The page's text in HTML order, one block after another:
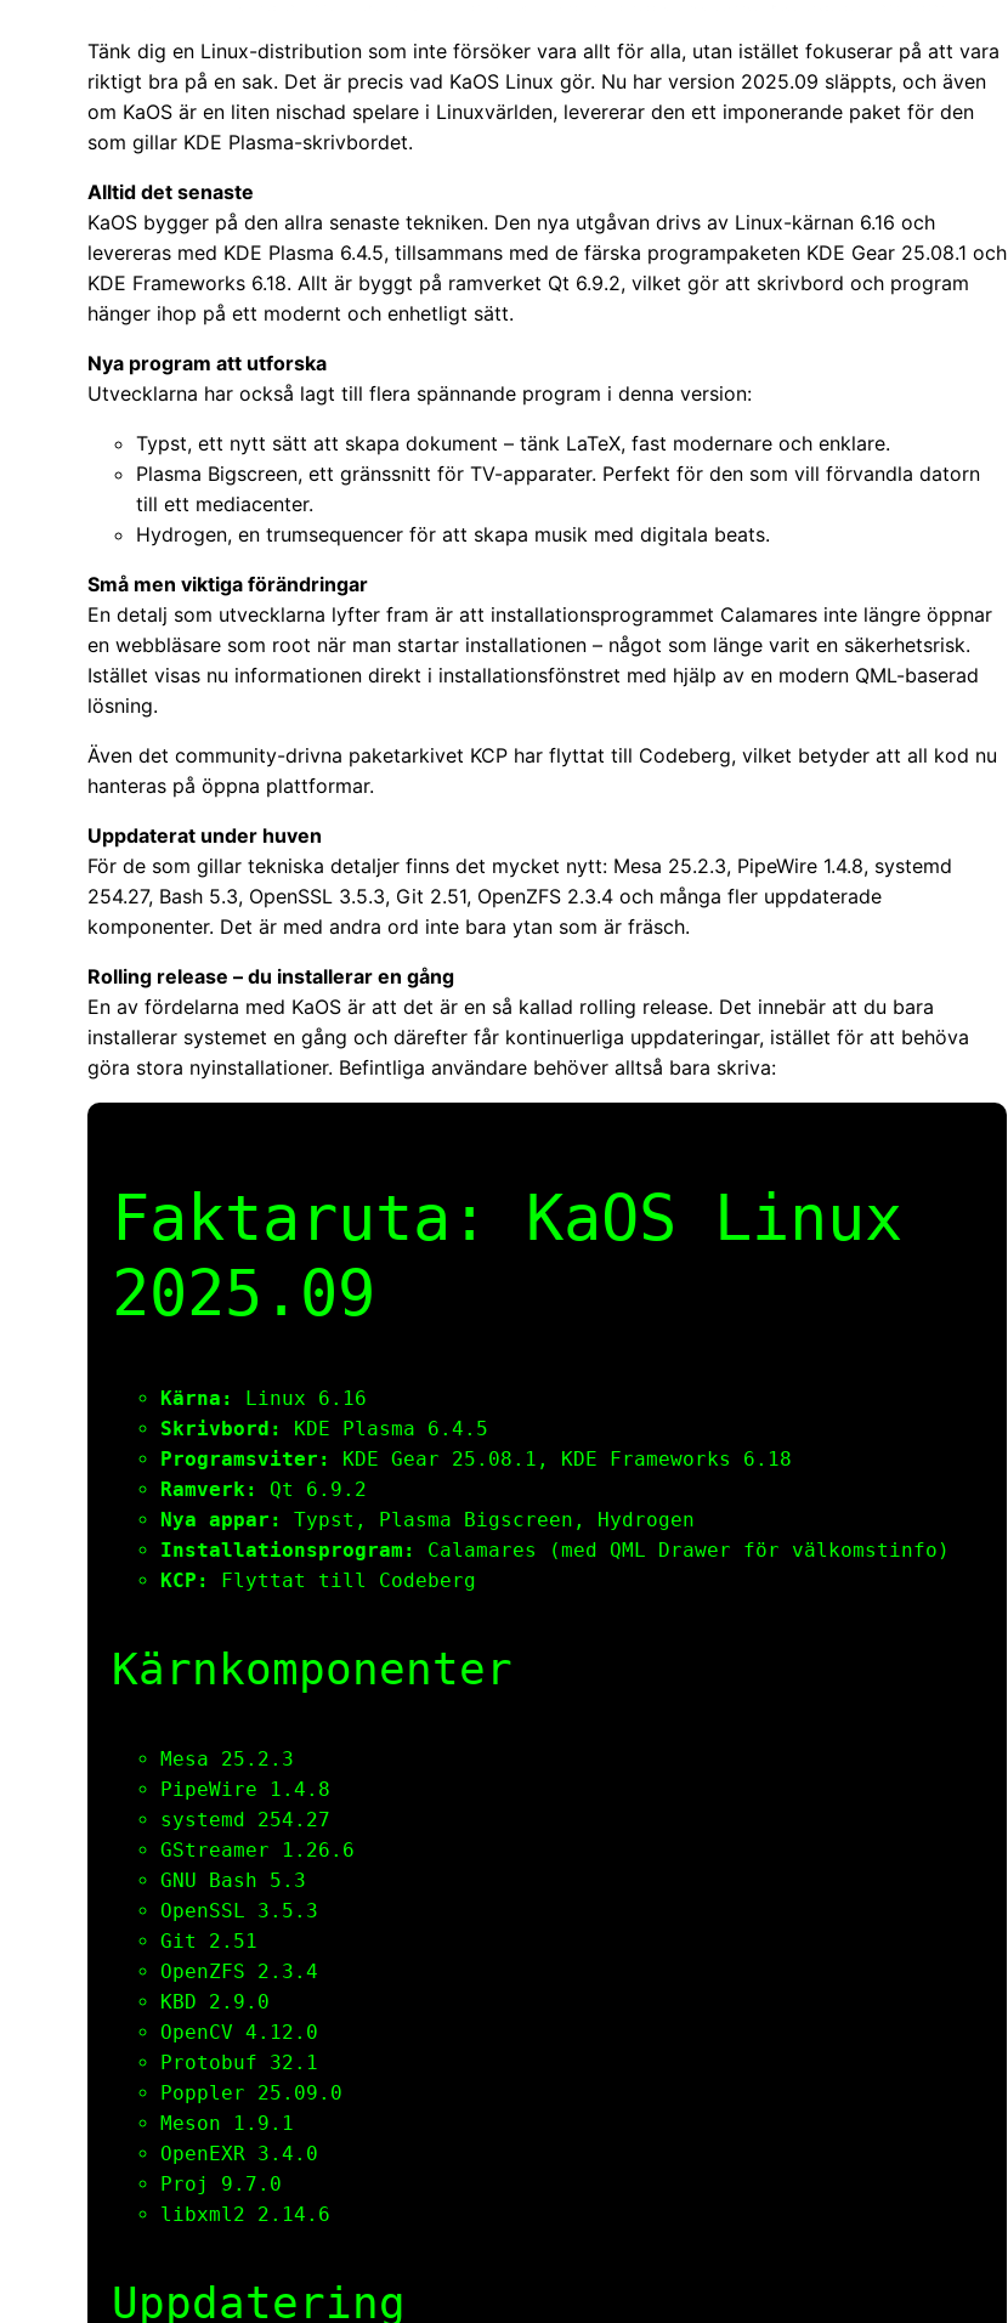
Tänk dig en Linux-distribution som inte försöker vara allt för alla, utan istället fokuserar på att vara
riktigt bra på en sak. Det är precis vad KaOS Linux gör. Nu har version 2025.09 släppts, och även
om KaOS är en liten nischad spelare i Linuxvärlden, levererar den ett imponerande paket för den
som gillar KDE Plasma-skrivbordet.
Alltid det senaste
KaOS bygger på den allra senaste tekniken. Den nya utgåvan drivs av Linux-kärnan 6.16 och
levereras med KDE Plasma 6.4.5, tillsammans med de färska programpaketen KDE Gear 25.08.1 och
KDE Frameworks 6.18. Allt är byggt på ramverket Qt 6.9.2, vilket gör att skrivbord och program
hänger ihop på ett modernt och enhetligt sätt.
Nya program att utforska
Utvecklarna har också lagt till flera spännande program i denna version:
Typst, ett nytt sätt att skapa dokument – tänk LaTeX, fast modernare och enklare.
Plasma Bigscreen, ett gränssnitt för TV-apparater. Perfekt för den som vill förvandla datorn
till ett mediacenter.
Hydrogen, en trumsequencer för att skapa musik med digitala beats.
Små men viktiga förändringar
En detalj som utvecklarna lyfter fram är att installationsprogrammet Calamares inte längre öppnar
en webbläsare som root när man startar installationen – något som länge varit en säkerhetsrisk.
Istället visas nu informationen direkt i installationsfönstret med hjälp av en modern QML-baserad
lösning.
Även det community-drivna paketarkivet KCP har flyttat till Codeberg, vilket betyder att all kod nu
hanteras på öppna plattformar.
Uppdaterat under huven
För de som gillar tekniska detaljer finns det mycket nytt: Mesa 25.2.3, PipeWire 1.4.8, systemd
254.27, Bash 5.3, OpenSSL 3.5.3, Git 2.51, OpenZFS 2.3.4 och många fler uppdaterade
komponenter. Det är med andra ord inte bara ytan som är fräsch.
Rolling release – du installerar en gång
En av fördelarna med KaOS är att det är en så kallad rolling release. Det innebär att du bara
installerar systemet en gång och därefter får kontinuerliga uppdateringar, istället för att behöva
göra stora nyinstallationer. Befintliga användare behöver alltså bara skriva:
Faktaruta: KaOS Linux
2025.09
Kärna:
Linux 6.16
Skrivbord:
KDE Plasma 6.4.5
Programsviter:
KDE Gear 25.08.1, KDE Frameworks 6.18
Ramverk:
Qt 6.9.2
Nya appar:
Typst, Plasma Bigscreen, Hydrogen
Installationsprogram:
Calamares (med QML Drawer för välkomstinfo)
KCP:
Flyttat till Codeberg
Kärnkomponenter
Mesa 25.2.3
PipeWire 1.4.8
systemd 254.27
GStreamer 1.26.6
GNU Bash 5.3
OpenSSL 3.5.3
Git 2.51
OpenZFS 2.3.4
KBD 2.9.0
OpenCV 4.12.0
Protobuf 32.1
Poppler 25.09.0
Meson 1.9.1
OpenEXR 3.4.0
Proj 9.7.0
libxml2 2.14.6
Uppdatering